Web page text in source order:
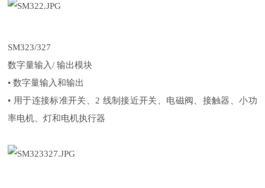
SM323/327
数字量输入/ 输出模块
• 数字量输入和输出
• 用于连接标准开关、2 线制接近开关、电磁阀、接触器、小功
率电机、灯和电机执行器